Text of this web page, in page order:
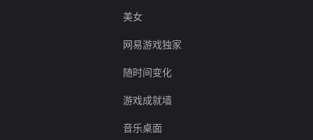
美女
网易游戏独家
随时间变化
游戏成就墙
音乐桌面